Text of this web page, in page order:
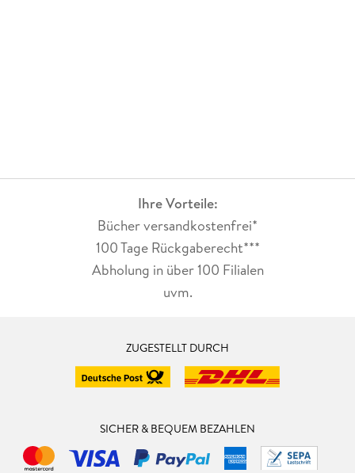
Ihre Vorteile:
Bücher versandkostenfrei*
100 Tage Rückgaberecht***
Abholung in über 100 Filialen
uvm.
ZUGESTELLT DURCH
SICHER & BEQUEM BEZAHLEN